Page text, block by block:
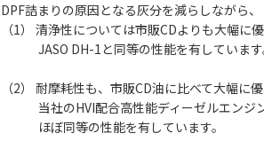
DPF詰まりの原因となる灰分を減らしながら、
（1） 清浄性については市販CDよりも大幅に優
JASO DH-1と同等の性能を有しています
（2） 耐摩耗性も、市販CD油に比べて大幅に優
当社のHVI配合高性能ディーゼルエンジ
ほぼ同等の性能を有しています。